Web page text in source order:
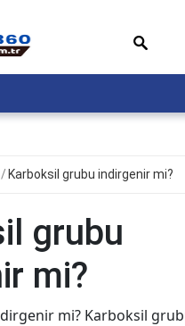
Karboksil grubu indirgenir mi?
grubu
mi?
mi? Karboksil